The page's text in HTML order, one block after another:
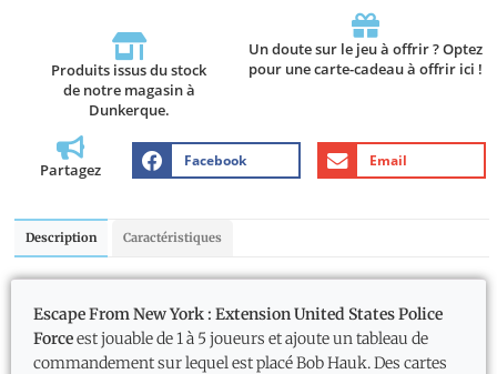
Produits issus du stock
de notre magasin à
Dunkerque.
Un doute sur le jeu à offrir ? Optez
pour une carte-cadeau à offrir ici !
Partagez Facebook Email
Description Caractéristiques
Escape From New York : Extension United States Police
Forceest jouable de 1 à 5 joueurs et ajoute un tableau de
commandement sur lequel est placé Bob Hauk. Des cartes